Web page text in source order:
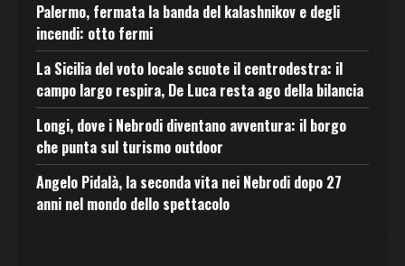
Palermo, fermata la banda del kalashnikov e degli
incendi: otto fermi
La Sicilia del voto locale scuote il centrodestra: il
campo largo respira, De Luca resta ago della bilancia
Longi, dove i Nebrodi diventano avventura: il borgo
che punta sul turismo outdoor
Angelo Pidalà, la seconda vita nei Nebrodi dopo 27
anni nel mondo dello spettacolo